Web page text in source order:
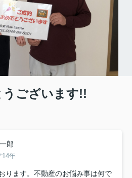
ございます!!
郎
14年
ります。不動産のお悩み事は何で